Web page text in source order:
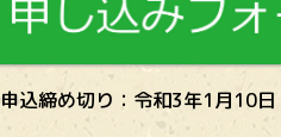
込締め切り：令和3年1月10日